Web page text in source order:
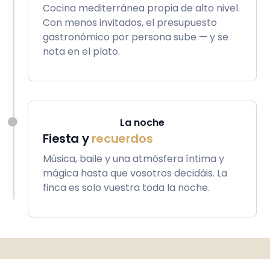
Cocina mediterránea propia de alto nivel.
Con menos invitados, el presupuesto
gastronómico por persona sube — y se
nota en el plato.
La noche
Fiesta yrecuerdos
Música, baile y una atmósfera íntima y
mágica hasta que vosotros decidáis. La
finca es solo vuestra toda la noche.